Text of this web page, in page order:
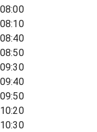
08:00
08:10
08:40
08:50
09:30
09:40
09:50
10:20
10:30